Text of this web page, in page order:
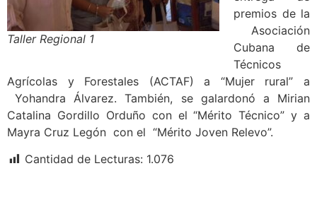
Taller Regional 1
premios de la
Asociación
Cubana de
Técnicos
Agrícolas y Forestales (ACTAF) a “Mujer rural” a
Yohandra Álvarez. También, se galardonó a Mirian
Catalina Gordillo Orduño con el “Mérito Técnico” y a
Mayra Cruz Legón con el “Mérito Joven Relevo”.
Cantidad de Lecturas: 1.076